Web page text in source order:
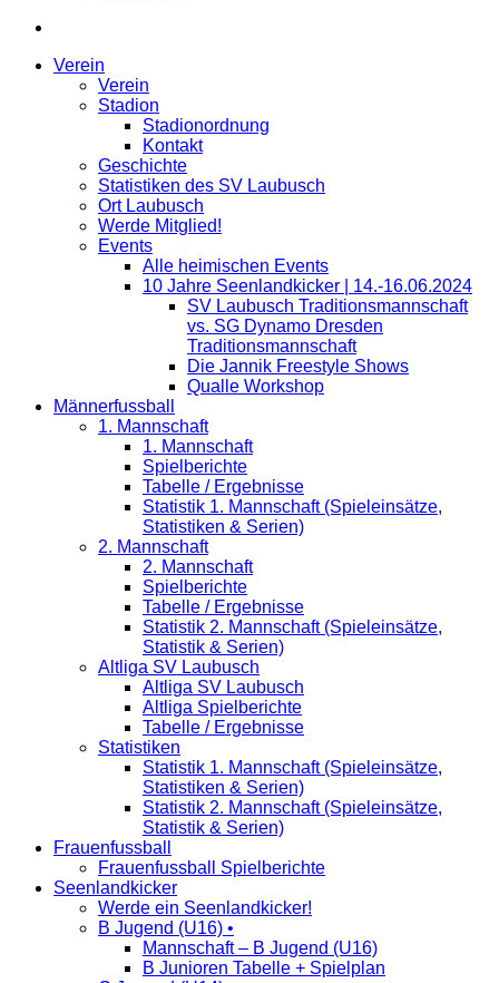
Verein
Verein
Stadion
Stadionordnung
Kontakt
Geschichte
Statistiken des SV Laubusch
Ort Laubusch
Werde Mitglied!
Events
Alle heimischen Events
10 Jahre Seenlandkicker | 14.-16.06.2024
SV Laubusch Traditionsmannschaft
vs. SG Dynamo Dresden
Traditionsmannschaft
Die Jannik Freestyle Shows
Qualle Workshop
Männerfussball
1. Mannschaft
1. Mannschaft
Spielberichte
Tabelle / Ergebnisse
Statistik 1. Mannschaft (Spieleinsätze,
Statistiken & Serien)
2. Mannschaft
2. Mannschaft
Spielberichte
Tabelle / Ergebnisse
Statistik 2. Mannschaft (Spieleinsätze,
Statistik & Serien)
Altliga SV Laubusch
Altliga SV Laubusch
Altliga Spielberichte
Tabelle / Ergebnisse
Statistiken
Statistik 1. Mannschaft (Spieleinsätze,
Statistiken & Serien)
Statistik 2. Mannschaft (Spieleinsätze,
Statistik & Serien)
Frauenfussball
Frauenfussball Spielberichte
Seenlandkicker
Werde ein Seenlandkicker!
B Jugend (U16) •
Mannschaft – B Jugend (U16)
B Junioren Tabelle + Spielplan